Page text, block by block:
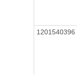
1201540396